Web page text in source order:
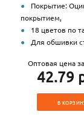
Покрытие:
покрытием,
18 цветов по
Для обшивки
Оптовая цена
42.79
В